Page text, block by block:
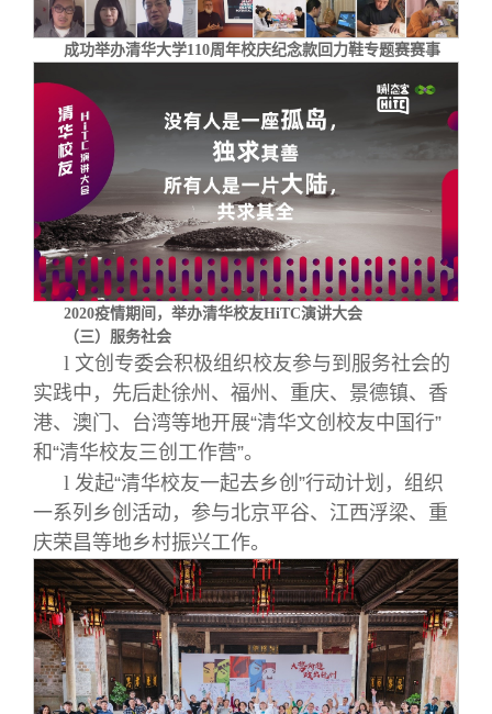
成功举办清华大学110周年校庆纪念款回力鞋专题赛赛事
2020疫情期间，举办清华校友HiTC演讲大会
（三）服务社会
l 文创专委会积极组织校友参与到服务社会的
实践中，先后赴徐州、福州、重庆、景德镇、香
港、澳门、台湾等地开展“清华文创校友中国行”
和“清华校友三创工作营”。
l 发起“清华校友一起去乡创”行动计划，组织
一系列乡创活动，参与北京平谷、江西浮梁、重
庆荣昌等地乡村振兴工作。